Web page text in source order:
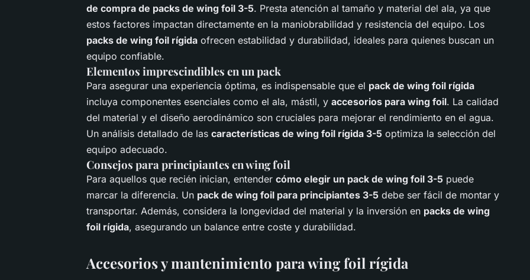
de compra de packs de wing foil 3-5. Presta atención al tamaño y material del ala, ya que
estos factores impactan directamente en la maniobrabilidad y resistencia del equipo. Los
packs de wing foil rígida ofrecen estabilidad y durabilidad, ideales para quienes buscan un
equipo confiable.
Elementos imprescindibles en un pack
Para asegurar una experiencia óptima, es indispensable que el pack de wing foil rígida
incluya componentes esenciales como el ala, mástil, y accesorios para wing foil. La calidad
del material y el diseño aerodinámico son cruciales para mejorar el rendimiento en el agua.
Un análisis detallado de las características de wing foil rígida 3-5 optimiza la selección del
equipo adecuado.
Consejos para principiantes en wing foil
Para aquellos que recién inician, entender cómo elegir un pack de wing foil 3-5 puede
marcar la diferencia. Un pack de wing foil para principiantes 3-5 debe ser fácil de montar y
transportar. Además, considera la longevidad del material y la inversión en packs de wing
foil rígida, asegurando un balance entre coste y durabilidad.
Accesorios y mantenimiento para wing foil rígida